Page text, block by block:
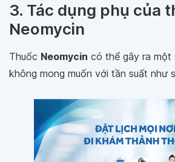
3. Tác dụng phụ của
Neomycin
Thuốc Neomycin có thể gây ra một
không mong muốn với tần suất như